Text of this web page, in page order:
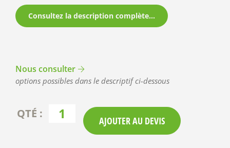
Consultez la description complète...
Nous consulter
options possibles dans le descriptif ci-dessous
AJOUTER AU DEVIS